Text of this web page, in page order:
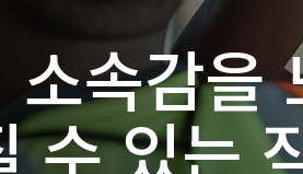
소속감을
수 있는